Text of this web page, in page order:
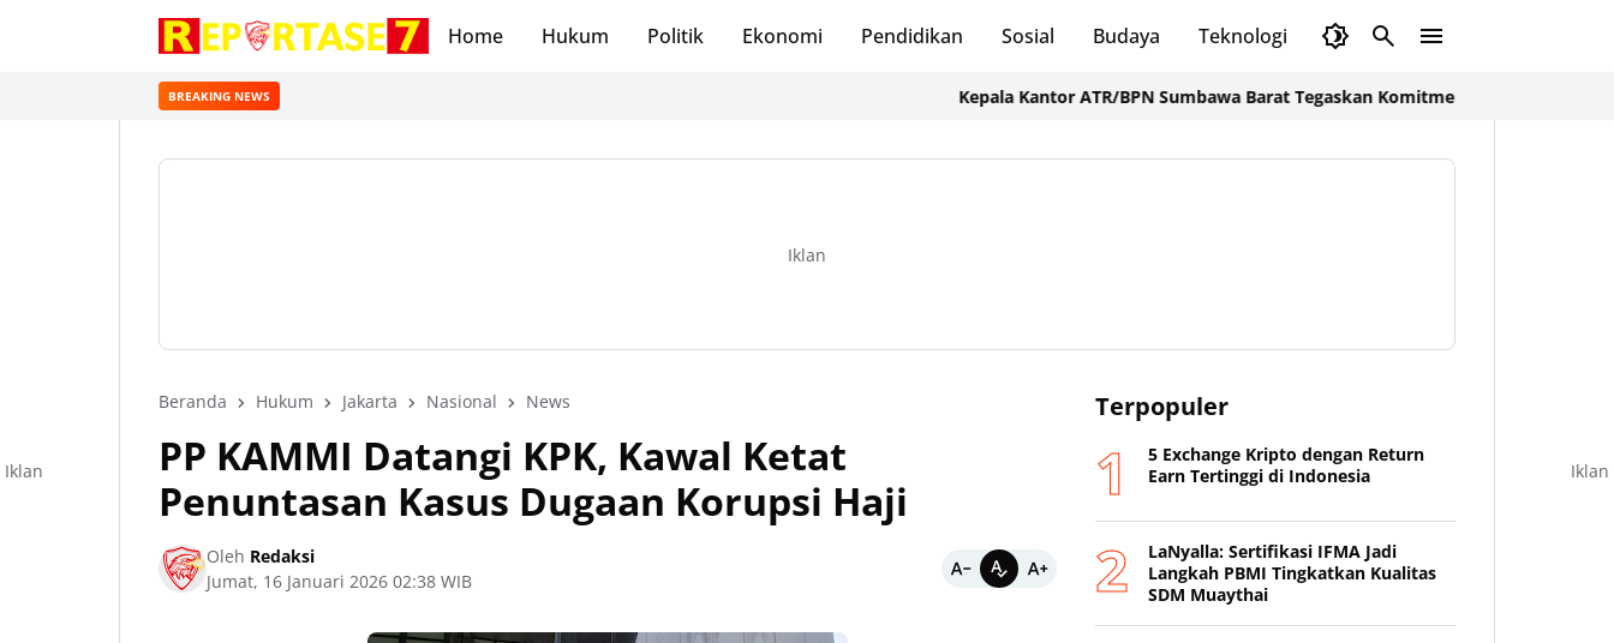
Home Hukum Politik Ekonomi Pendidikan Sosial Budaya Teknologi Olahraga
BREAKING NEWS Kepala Kantor ATR/BPN Sumbawa Barat Tegaskan Komitmen Pelayanan Prima dan
Iklan
Beranda Hukum Jakarta Nasional News
PP KAMMI Datangi KPK, Kawal Ketat
Penuntasan Kasus Dugaan Korupsi Haji
Oleh Redaksi
Jumat, 16 Januari 2026 02:38 WIB
Terpopuler
5 Exchange Kripto dengan Return
Earn Tertinggi di Indonesia
LaNyalla: Sertifikasi IFMA Jadi
Langkah PBMI Tingkatkan Kualitas
SDM Muaythai
Iklan Iklan